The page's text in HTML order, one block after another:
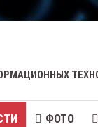
ФОТО